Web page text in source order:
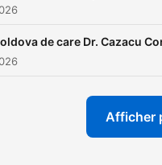
de care Dr. Cazacu
Afficher